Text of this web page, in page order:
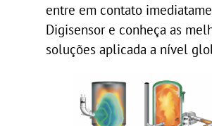
entre em contato
Digisensor e conheça as
soluções aplicada a nível